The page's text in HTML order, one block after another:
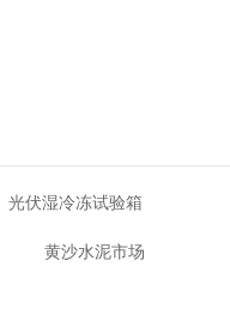
光伏湿冷冻试验箱
黄沙水泥市场